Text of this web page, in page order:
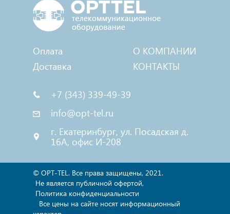
Оплата
Доставка
О КОМПАНИИ
КОНТАКТЫ
+7 (343) 339-49-39
info@opt-tel.ru
г. Екатеринбург, ул. Посадская д.
16А, офис И-208
© OPT-TEL. Все права защищены, 2021.
Не является публичной офертой,
Политика конфиденциальности
Все цены на сайте носят информационный